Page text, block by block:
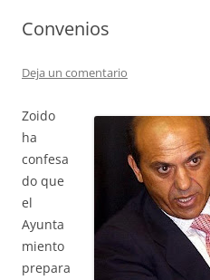
Convenios
Deja un comentario
Zoido
ha
confesa
do que
el
Ayunta
miento
prepara